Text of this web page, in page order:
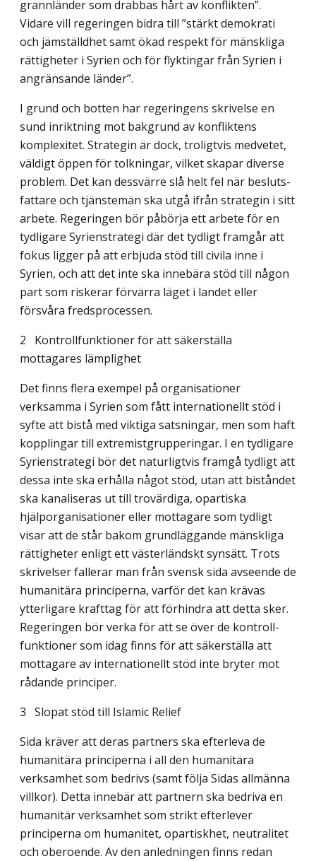
grannländer som drabbas hårt av konflikten”.
Vidare vill regeringen bidra till ”stärkt demokrati
och jämställdhet samt ökad respekt för mänskliga
rättigheter i Syrien och för flyktingar från Syrien i
angränsande länder”.
I grund och botten har regeringens skrivelse en
sund inriktning mot bakgrund av konfliktens
komplexitet. Strategin är dock, troligtvis medvetet,
väldigt öppen för tolkningar, vilket skapar diverse
problem. Det kan dessvärre slå helt fel när besluts­
fattare och tjänstemän ska utgå ifrån strategin i sitt
arbete. Regeringen bör påbörja ett arbete för en
tydligare Syrienstrategi där det tydligt framgår att
fokus ligger på att erbjuda stöd till civila inne i
Syrien, och att det inte ska innebära stöd till någon
part som riskerar förvärra läget i landet eller
försvåra fredsprocessen.
2 Kontrollfunktioner för att säkerställa
mottagares lämplighet
Det finns flera exempel på organisationer
verksamma i Syrien som fått internationellt stöd i
syfte att bistå med viktiga satsningar, men som haft
kopplingar till extremist­grupperingar. I en tydligare
Syrienstrategi bör det naturligtvis framgå tydligt att
dessa inte ska erhålla något stöd, utan att biståndet
ska kanaliseras ut till trovärdiga, opartiska
hjälporganisationer eller mottagare som tydligt
visar att de står bakom grundläggande mänskliga
rättigheter enligt ett västerländskt synsätt. Trots
skrivelser fallerar man från svensk sida avseende de
humanitära principerna, varför det kan krävas
ytterligare krafttag för att förhindra att detta sker.
Regeringen bör verka för att se över de kontroll­
funktioner som idag finns för att säkerställa att
mottagare av internationellt stöd inte bryter mot
rådande principer.
3 Slopat stöd till Islamic Relief
Sida kräver att deras partners ska efterleva de
humanitära principerna i all den humani­tära
verksamhet som bedrivs (samt följa Sidas allmänna
villkor). Detta innebär att partnern ska bedriva en
humanitär verksamhet som strikt efterlever
principerna om humanitet, opartiskhet, neutralitet
och oberoende. Av den anledningen finns redan